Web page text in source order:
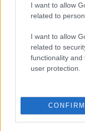
I want to allow
related to
I want to allow
related to
functionality
user protection.
CONFIRM
πολέμου»